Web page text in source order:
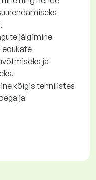
jälgimine
ja
kõigis tehnilistes
ja